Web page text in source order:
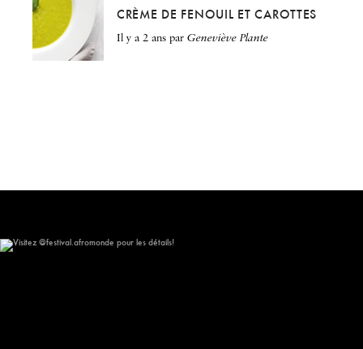
CRÈME DE FENOUIL ET CAROTTES
il y a 2 ans par Geneviève Plante